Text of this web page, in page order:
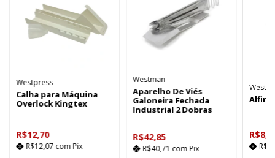
Westpress
Calha para Máquina
Overlock Kingtex
R$12,70
R$12,07 com Pix
Westman
Aparelho De Viés
Galoneira Fechada
Industrial 2 Dobras
R$42,85
R$40,71 com Pix